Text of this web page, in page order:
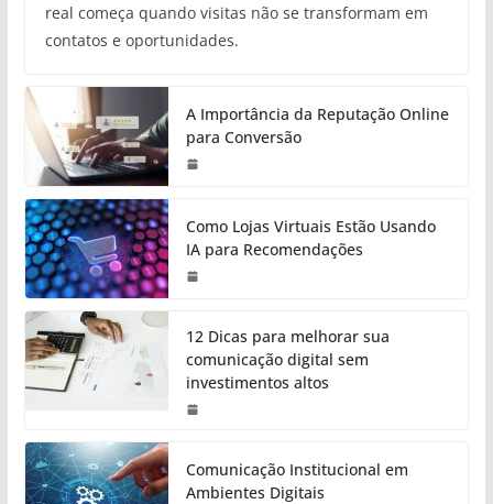
real começa quando visitas não se transformam em
contatos e oportunidades.
A Importância da Reputação Online
para Conversão
Como Lojas Virtuais Estão Usando
IA para Recomendações
12 Dicas para melhorar sua
comunicação digital sem
investimentos altos
Comunicação Institucional em
Ambientes Digitais